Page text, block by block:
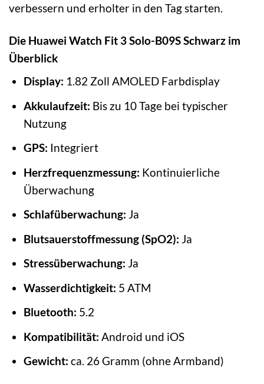
verbessern und erholter in den Tag starten.
Die Huawei Watch Fit 3 Solo-B09S Schwarz im
Überblick
Display: 1.82 Zoll AMOLED Farbdisplay
Akkulaufzeit: Bis zu 10 Tage bei typischer
Nutzung
GPS: Integriert
Herzfrequenzmessung: Kontinuierliche
Überwachung
Schlafüberwachung: Ja
Blutsauerstoffmessung (SpO2): Ja
Stressüberwachung: Ja
Wasserdichtigkeit: 5 ATM
Bluetooth: 5.2
Kompatibilität: Android und iOS
Gewicht: ca. 26 Gramm (ohne Armband)